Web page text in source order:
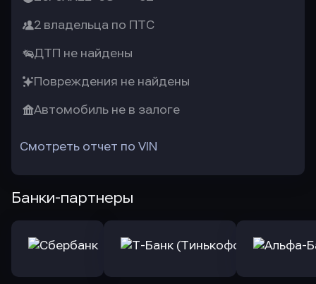
2 владельца по ПТС
ДТП не найдены
Повреждения не найдены
Автомобиль не в залоге
Смотреть отчет по VIN
Банки-партнеры